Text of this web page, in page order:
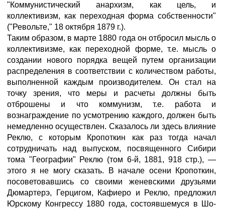
"Коммунистический анархизм, как цель, и
коллективизм, как переходная форма собственности"
("Револьте," 18 октября 1879 г.).
Таким образом, в марте 1880 года он отбросил мысль о
коллективизме, как переходной форме, т.е. мысль о
создании нового порядка вещей путем организации
распределения в соответствии с количеством работы,
выполненной каждым производителем. Он стал на
точку зрения, что меры и расчеты должны быть
отброшены и что коммунизм, т.е. работа и
вознаграждение по усмотрению каждого, должен быть
немедленно осуществлен. Сказалось ли здесь влияние
Реклю, с которым Кропоткин как раз тогда начал
сотрудничать над выпуском, посвященного Сибири
тома "Географии" Реклю (том 6-й, 1881, 918 стр.), —
этого я не могу сказать. В начале осени Кропоткин,
посоветовавшись со своими женевскими друзьями
Дюмартерэ, Герцигом, Кафиеро и Реклю, предложил
Юрскому Конгрессу 1880 года, состоявшемуся в Шо-